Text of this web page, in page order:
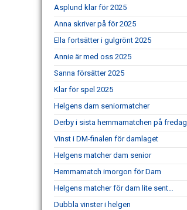
Asplund klar för 2025
Anna skriver på för 2025
Ella fortsätter i gulgrönt 2025
Annie är med oss 2025
Sanna försätter 2025
Klar för spel 2025
Helgens dam seniormatcher
Derby i sista hemmamatchen på fredag
Vinst i DM-finalen för damlaget
Helgens matcher dam senior
Hemmamatch imorgon för Dam
Helgens matcher för dam lite sent…
Dubbla vinster i helgen